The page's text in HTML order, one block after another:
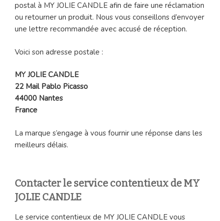
postal à MY JOLIE CANDLE afin de faire une réclamation
ou retourner un produit. Nous vous conseillons d’envoyer
une lettre recommandée avec accusé de réception.
Voici son adresse postale :
MY JOLIE CANDLE
22 Mail Pablo Picasso
44000 Nantes
France
La marque s’engage à vous fournir une réponse dans les
meilleurs délais.
Contacter le service contentieux de MY
JOLIE CANDLE
Le service contentieux de MY JOLIE CANDLE vous